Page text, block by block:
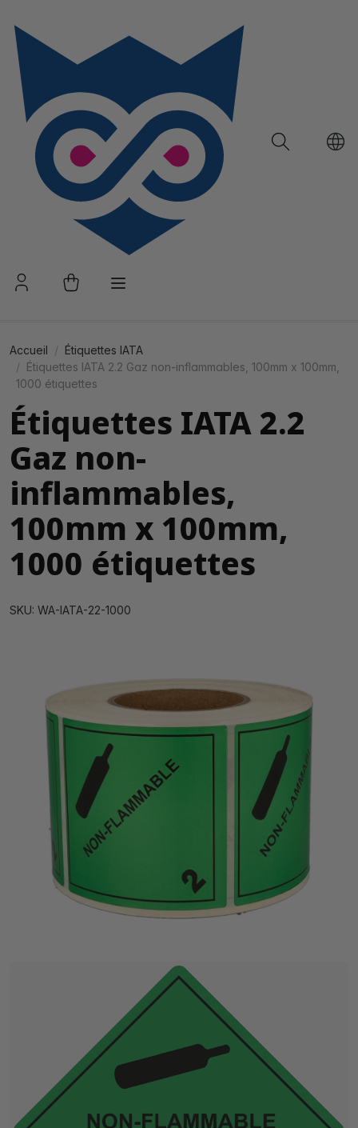
Accueil
Étiquettes IATA
Étiquettes IATA 2.2 Gaz non-inflammables, 100mm x 100mm,
1000 étiquettes
Étiquettes IATA 2.2
Gaz non-
inflammables,
100mm x 100mm,
1000 étiquettes
SKU: WA-IATA-22-1000